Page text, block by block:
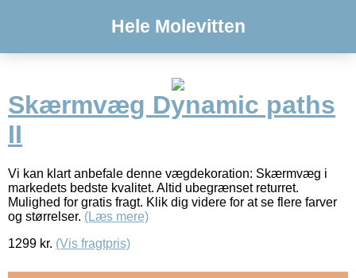
Hele Molevitten
Skærmvæg Dynamic paths
II
Vi kan klart anbefale denne vægdekoration: Skærmvæg i
markedets bedste kvalitet. Altid ubegrænset returret.
Mulighed for gratis fragt. Klik dig videre for at se flere farver
og størrelser. (Læs mere)
1299 kr. (Vis fragtpris)